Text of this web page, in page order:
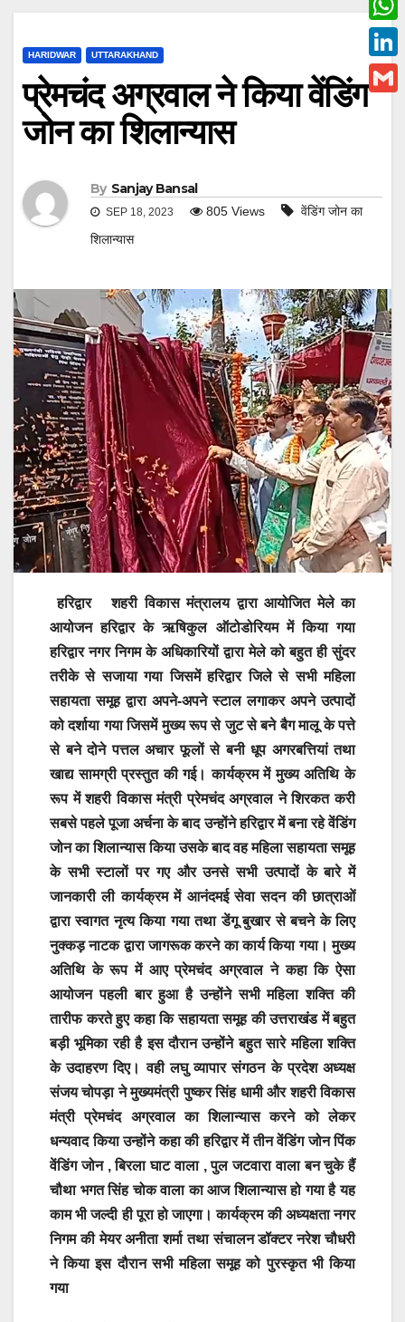
HARIDWAR UTTARAKHAND
प्रेमचंद अग्रवाल ने किया वेंडिंग
जोन का शिलान्यास
By Sanjay Bansal
SEP 18, 2023 805 Views
वेंडिंग जोन का
शिलान्यास
हरिद्वार शहरी विकास मंत्रालय द्वारा आयोजित मेले का
आयोजन हरिद्वार के ऋषिकुल ऑटोडोरियम में किया गया
हरिद्वार नगर निगम के अधिकारियों द्वारा मेले को बहुत ही सुंदर
तरीके से सजाया गया जिसमें हरिद्वार जिले से सभी महिला
सहायता समूह द्वारा अपने-अपने स्टाल लगाकर अपने उत्पादों
को दर्शाया गया जिसमें मुख्य रूप से जुट से बने बैग मालू के पत्ते
से बने दोने पत्तल अचार फूलों से बनी धूप अगरबत्तियां तथा
खाद्य सामग्री प्रस्तुत की गई। कार्यक्रम में मुख्य अतिथि के
रूप में शहरी विकास मंत्री प्रेमचंद अग्रवाल ने शिरकत करी
सबसे पहले पूजा अर्चना के बाद उन्होंने हरिद्वार में बना रहे वेंडिंग
जोन का शिलान्यास किया उसके बाद वह महिला सहायता समूह
के सभी स्टालों पर गए और उनसे सभी उत्पादों के बारे में
जानकारी ली कार्यक्रम में आनंदमई सेवा सदन की छात्राओं
द्वारा स्वागत नृत्य किया गया तथा डेंगू बुखार से बचने के लिए
नुक्कड़ नाटक द्वारा जागरूक करने का कार्य किया गया। मुख्य
अतिथि के रूप में आए प्रेमचंद अग्रवाल ने कहा कि ऐसा
आयोजन पहली बार हुआ है उन्होंने सभी महिला शक्ति की
तारीफ करते हुए कहा कि सहायता समूह की उत्तराखंड में बहुत
बड़ी भूमिका रही है इस दौरान उन्होंने बहुत सारे महिला शक्ति
के उदाहरण दिए। वही लघु व्यापार संगठन के प्रदेश अध्यक्ष
संजय चोपड़ा ने मुख्यमंत्री पुष्कर सिंह धामी और शहरी विकास
मंत्री प्रेमचंद अग्रवाल का शिलान्यास करने को लेकर
धन्यवाद किया उन्होंने कहा की हरिद्वार में तीन वेंडिंग जोन पिंक
वेंडिंग जोन , बिरला घाट वाला , पुल जटवारा वाला बन चुके हैं
चौथा भगत सिंह चोक वाला का आज शिलान्यास हो गया है यह
काम भी जल्दी ही पूरा हो जाएगा। कार्यक्रम की अध्यक्षता नगर
निगम की मेयर अनीता शर्मा तथा संचालन डॉक्टर नरेश चौधरी
ने किया इस दौरान सभी महिला समूह को पुरस्कृत भी किया
गया
c
e
b
w
i
W
h
a
L
i